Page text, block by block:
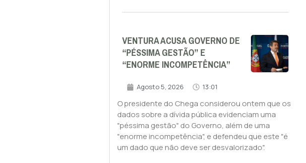
VENTURA ACUSA GOVERNO DE
“PÉSSIMA GESTÃO” E
“ENORME INCOMPETÊNCIA”
Agosto 5, 2026 13:01
O presidente do Chega considerou ontem que os
dados sobre a dívida pública evidenciam uma
"péssima gestão" do Governo, além de uma
"enorme incompetência", e defendeu que este "é
um dado que não deve ser desvalorizado".